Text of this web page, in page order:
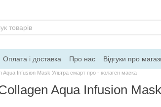
Оплата і доставка Про нас Відгуки про
Aqua Infusion Mask Ультра смарт про - колаген маска
Aqua Infusion